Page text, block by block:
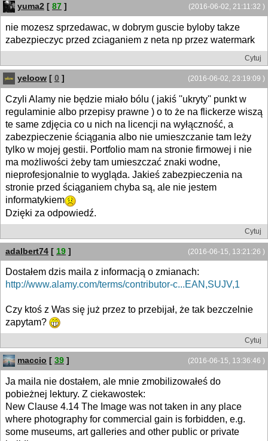
(2016-06-02, 21:11:32 )
yuma2 [ 87 ]
nie mozesz sprzedawac, w dobrym guscie byloby takze
zabezpieczyc przed zciaganiem z neta np przez watermark
Cytuj
(2016-06-02, 23:19:09 )
yeloow [ 0 ]
Czyli Alamy nie będzie miało bólu ( jakiś ''ukryty'' punkt w
regulaminie albo przepisy prawne ) o to że na flickerze wiszą
te same zdjęcia co u nich na licencji na wyłączność, a
zabezpieczenie ściągania albo nie umieszczanie tam leży
tylko w mojej gestii. Portfolio mam na stronie firmowej i nie
ma możliwości żeby tam umieszczać znaki wodne,
nieprofesjonalnie to wygląda. Jakieś zabezpieczenia na
stronie przed ściąganiem chyba są, ale nie jestem
informatykiem
Dzięki za odpowiedź.
Cytuj
(2016-06-15, 13:21:26 )
adalbert74 [ 19 ]
Dostałem dzis maila z informacją o zmianach:
http://www.alamy.com/terms/contributor-c...EAN,SUJV,1
Czy ktoś z Was się już przez to przebijał, że tak bezczelnie
zapytam?
Cytuj
(2016-06-15, 13:36:46 )
maccio [ 39 ]
Ja maila nie dostałem, ale mnie zmobilizowałeś do
pobieżnej lektury. Z ciekawostek:
New Clause 4.14 The Image was not taken in any place
where photography for commercial gain is forbidden, e.g.
some museums, art galleries and other public or private